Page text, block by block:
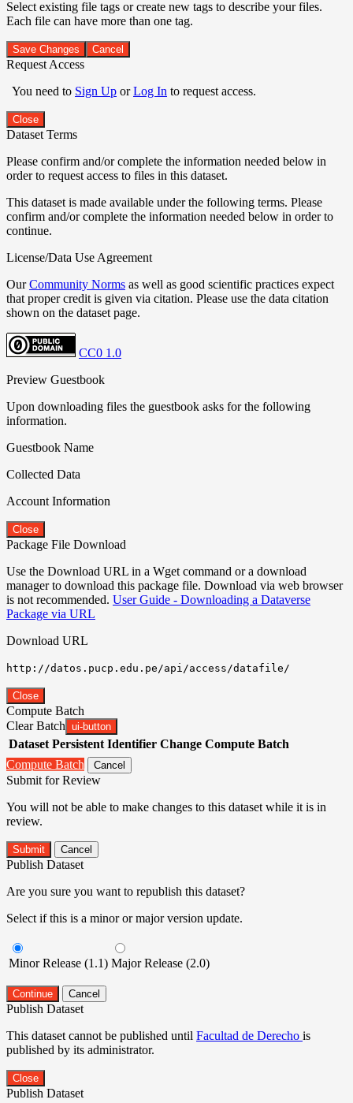
Select existing file tags or create new tags to describe your files.
Each file can have more than one tag.
Save Changes Cancel
Request Access
You need to Sign Up orLog In to request access.
Close
Dataset Terms
Please confirm and/or complete the information needed below in
order to request access to files in this dataset.
This dataset is made available under the following terms. Please
confirm and/or complete the information needed below in order to
continue.
License/Data Use Agreement
OurCommunity Norms as well as good scientific practices expect
that proper credit is given via citation. Please use the data citation
shown on the dataset page.
CC0 1.0
Preview Guestbook
Upon downloading files the guestbook asks for the following
information.
Guestbook Name
Collected Data
Account Information
Close
Package File Download
Use the Download URL in a Wget command or a download
manager to download this package file. Download via web browser
is not recommended. User Guide - Downloading a Dataverse
Package via URL
Download URL
http://datos.pucp.edu.pe/api/access/datafile/
Close
Compute Batch
Clear Batch ui-button
Dataset Persistent Identifier Change Compute Batch
Compute Batch
Cancel
Submit for Review
You will not be able to make changes to this dataset while it is in
review.
Submit Cancel
Publish Dataset
Are you sure you want to republish this dataset?
Select if this is a minor or major version update.
Minor Release (1.1) Major Release (2.0)
Continue Cancel
Publish Dataset
This dataset cannot be published until Facultad de Derecho is
published by its administrator.
Close
Publish Dataset